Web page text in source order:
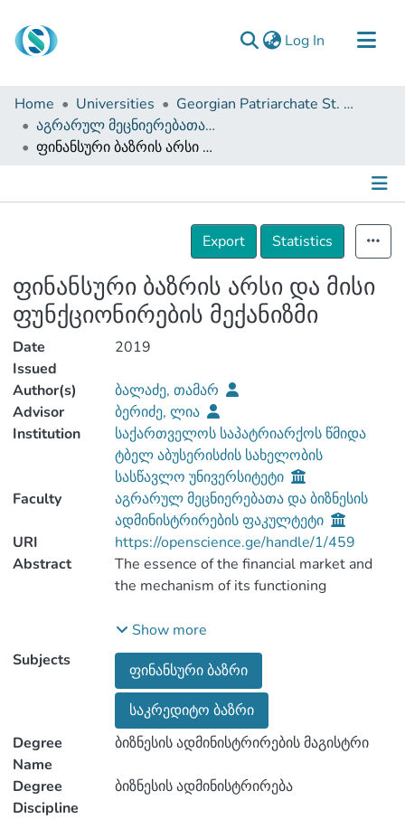
Log In (current)
Communities & Collections
Browse
Documentation
Home Universities
Georgian Patriarchate St. Tbel Abuseridze Teaching University
აგრარულ მეცნიერებათა და ბიზნესის ადმინისტრირების ფაკულტეტი (სამაგისტრო ნაშრომები)
ფინანსური ბაზრის არსი და მისი ფუნქციონირების მექანიზმი
Details
Export
Statistics
ფინანსური ბაზრის არსი და მისი
ფუნქციონირების მექანიზმი
Date
Issued
2019
Author(s)
ბალაძე, თამარ
Advisor
ბერიძე, ლია
Institution
საქართველოს საპატრიარქოს წმიდა
ტბელ აბუსერისძის სახელობის
სასწავლო უნივერსიტეტი
Faculty
აგრარულ მეცნიერებათა და ბიზნესის
ადმინისტრირების ფაკულტეტი
URI
https://openscience.ge/handle/1/459
Abstract
The essence of the financial market and
the mechanism of its functioning
The financial market is a very complex
system in which the money and other
financial assets of the enterprise and its
other participants will be circulate
independently without the connection of
real goods circulation. The mentioned
financial instruments, serves specific
Show more
Subjects
ფინანსური ბაზრი
საკრედიტო ბაზრი
Degree
Name
ბიზნესის ადმინისტრირების მაგისტრი
Degree
Discipline
ბიზნესის ადმინისტრირება